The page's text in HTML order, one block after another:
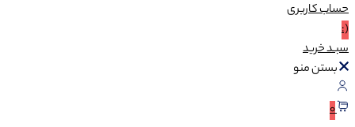
حسابکاربری
(:
سبـدخرید
بستن منو
0